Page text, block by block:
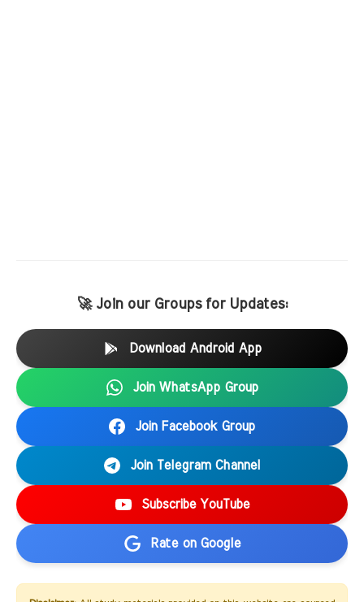
🚀 Join our Groups for Updates:
Download Android App
Join WhatsApp Group
Join Facebook Group
Join Telegram Channel
Subscribe YouTube
Rate on Google